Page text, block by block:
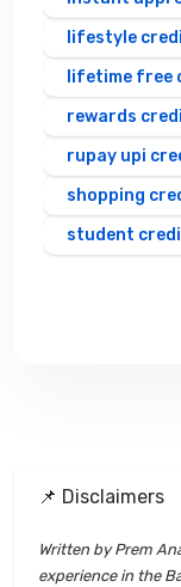
lifestyle
lifetime free
rewards
rupay upi
shopping
student
📌 Disclaimers
Written by Prem
experience in the